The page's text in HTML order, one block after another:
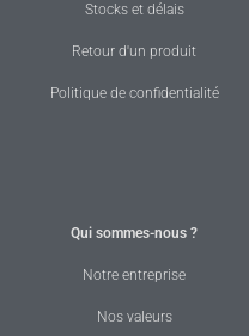
Stocks et délais
Retour d'un produit
Politique de confidentialité
Qui sommes-nous ?
Notre entreprise
Nos valeurs